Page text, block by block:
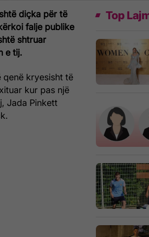
diçka për të
falje publike
shtruar
e tij.
qenë kryesisht të
kur pas një
Jada Pinkett
Top